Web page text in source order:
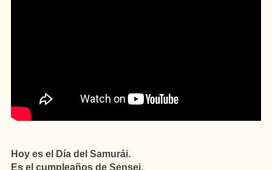
Hoy es el Día del Samurái.
Es el cumpleaños de Sensei.